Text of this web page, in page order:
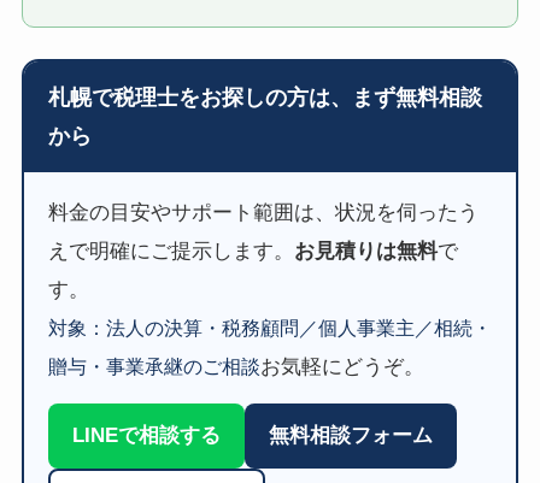
札幌で税理士をお探しの方は、まず無料相談
から
料金の目安やサポート範囲は、状況を伺ったう
えで明確にご提示します。 お見積りは無料で
す。
対象：法人の決算・税務顧問／個人事業主／相続・
贈与・事業承継のご相談お気軽にどうぞ。
LINEで相談する 無料相談フォーム